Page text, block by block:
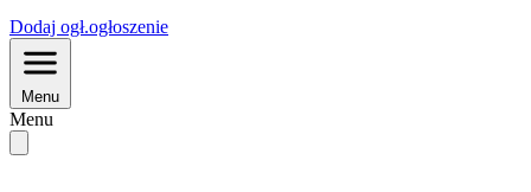
Dodaj ogł.ogłoszenie
Menu
Menu